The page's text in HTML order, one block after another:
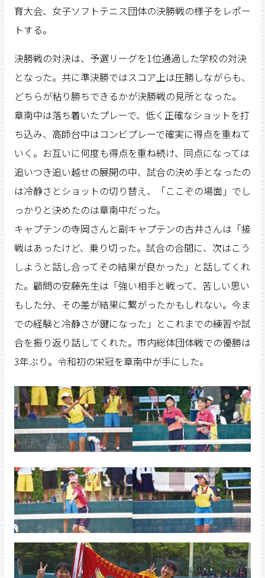
育大会、女子ソフトテニス団体の決勝戦の様子をレポー
トする。
決勝戦の対決は、予選リーグを1位通過した学校の対決
となった。共に準決勝ではスコア上は圧勝しながらも、
どちらが粘り勝ちできるかが決勝戦の見所となった。
章南中は落ち着いたプレーで、低く正確なショットを打
ち込み、高師台中はコンビプレーで確実に得点を重ねて
いく。お互いに何度も得点を重ね続け、同点になっては
追いつき追い越せの展開の中、試合の決め手となったの
は冷静さとショットの切り替え、「ここぞの場面」でし
っかりと決めたのは章南中だった。
キャプテンの寺岡さんと副キャプテンの古井さんは「接
戦はあったけど、乗り切った。試合の合間に、次はこう
しようと話し合ってその結果が良かった」と話してくれ
た。顧問の安藤先生は「強い相手と戦って、苦しい思い
もした分、その差が結果に繋がったかもしれない。今ま
での経験と冷静さが鍵になった」とこれまでの練習や試
合を振り返り話してくれた。市内総体団体戦での優勝は
3年ぶり。令和初の栄冠を章南中が手にした。